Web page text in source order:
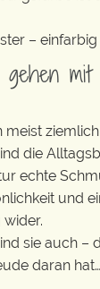
–
meist
die
echte
und
sie auch –
daran hat…